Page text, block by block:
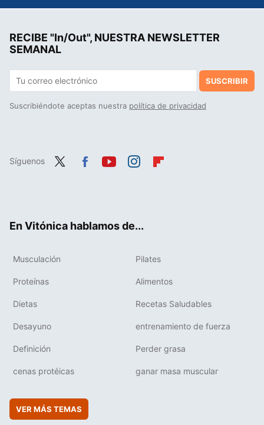
RECIBE "In/Out", NUESTRA NEWSLETTER
SEMANAL
SUSCRIBIR
Suscribiéndote aceptas nuestra política de privacidad
Síguenos
En Vitónica hablamos de...
Musculación Pilates
Proteínas Alimentos
Dietas Recetas Saludables
Desayuno entrenamiento de fuerza
Definición Perder grasa
cenas protéicas ganar masa muscular
VER MÁS TEMAS